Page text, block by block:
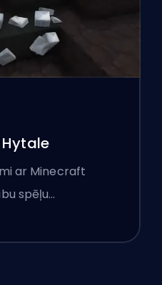
ar Minecraft
spēļu…